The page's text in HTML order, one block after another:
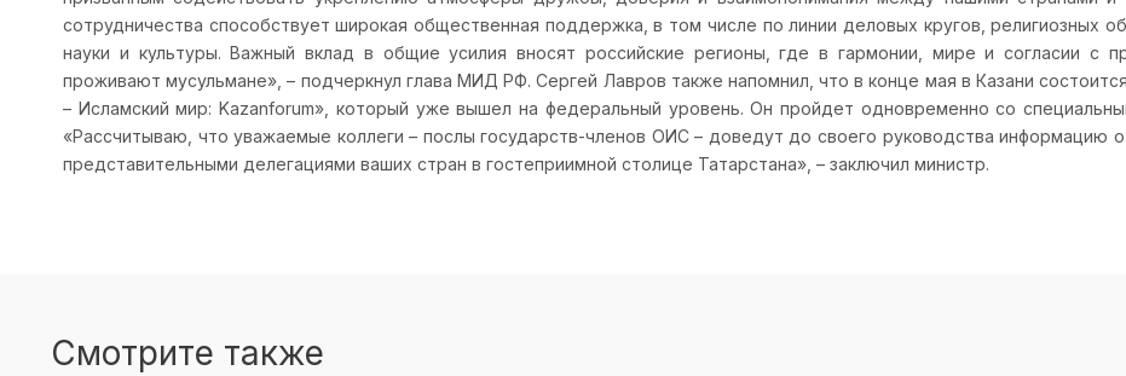
сотрудничества способствует широкая общественная поддержка, в том числе по линии деловых кругов, религиозных
науки и культуры. Важный вклад в общие усилия вносят российские регионы, где в гармонии, мире и согласии с
проживают мусульмане», – подчеркнул глава МИД РФ. Сергей Лавров также напомнил, что в конце мая в Казани
– Исламский мир: Kazanforum», который уже вышел на федеральный уровень. Он пройдет одновременно со
«Рассчитываю, что уважаемые коллеги – послы государств-членов ОИС – доведут до своего руководства
представительными делегациями ваших стран в гостеприимной столице Татарстана», – заключил министр.
Смотрите также